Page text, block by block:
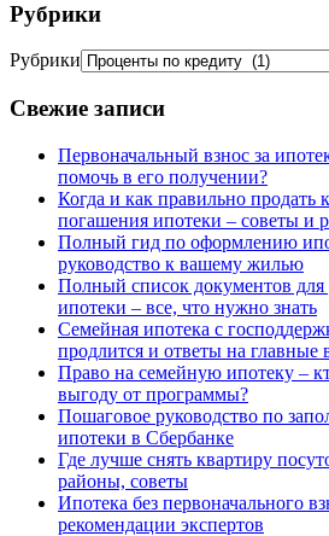
Рубрики
Рубрики
Свежие записи
Первоначальный взнос за
помочь в его получении?
Когда и как правильно продать
погашения ипотеки – советы и
Полный гид по оформлению
руководство к вашему жилью
Полный список документов для
ипотеки – все, что нужно знать
Семейная ипотека с
продлится и ответы на главные
Право на семейную ипотеку –
выгоду от программы?
Пошаговое руководство по
ипотеки в Сбербанке
Где лучше снять квартиру
районы, советы
Ипотека без первоначального
рекомендации экспертов